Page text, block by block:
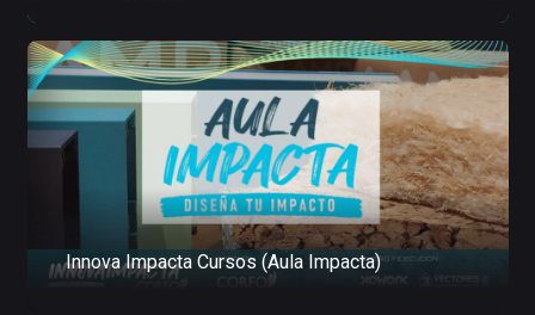
Innova Impacta Cursos (Aula Impacta)